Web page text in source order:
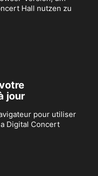
Hall nutzen zu
jour
pour utiliser
Digital Concert